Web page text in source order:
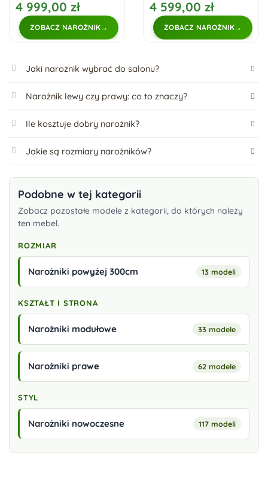
284 cm Szary
4 999,00 zł
ZOBACZ NAROŻNIK
4 599,00 zł
ZOBACZ NAROŻNIK
Jaki narożnik wybrać do salonu?
Narożnik lewy czy prawy: co to znaczy?
Ile kosztuje dobry narożnik?
Jakie są rozmiary narożników?
Podobne w tej kategorii
Zobacz pozostałe modele z kategorii, do których należy
ten mebel.
ROZMIAR
Narożniki powyżej 300cm 13 modeli
KSZTAŁT I STRONA
Narożniki modułowe 33 modele
Narożniki prawe 62 modele
STYL
Narożniki nowoczesne 117 modeli